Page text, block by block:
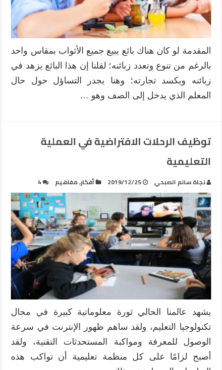
المقدمة لو كان هناك بائع يبيع جميع الأثواب بمقاس واحد
بالرغم من تنوع وتعدد زبائنه؛ لقلنا إن هذا البائع يزهد في
زبائنه ويكسد تجارته؛ وهنا يجدر التساؤل حول حال
المعلم الذي يدخل إلى الصف وهو …
توظيف الرحلات الافتراضية في العملية
التعليمية
نجاة سالم الصبحي 2019/12/25 أفكار,مفاهيم 4
يشهد عالمنا الحالي ثورة معلوماتية كبيرة في مجال
تكنولوجيا التعليم، ولقد ساهم ظهور الإنترنت في سرعة
الوصول للمعرفة ومواكبة المستحدثات التقنية، ولقد
أصبح لزامًا على كل منظمة تعليمية أن تواكب هذه